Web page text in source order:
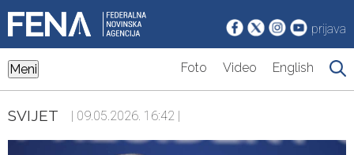
prijava
Meni Foto Video English
SVIJET | 09.05.2026. 16:42 |